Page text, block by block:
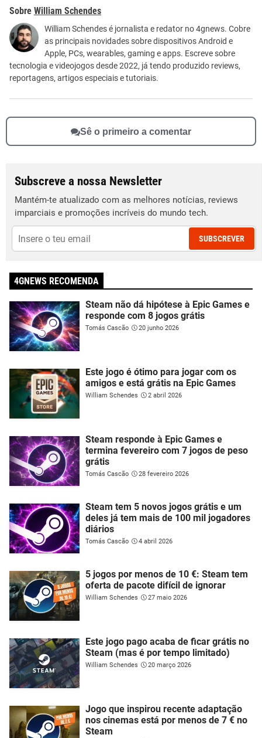
Este conteúdo contém informação incorreta
Este conteúdo não tem a informação que procuro
Outro
William Schendes
William Schendes é jornalista e redator no 4gnews. Cobre
as principais novidades sobre dispositivos Android e
Apple, PCs, wearables, gaming e apps. Escreve sobre
tecnologia e videojogos desde 2022, já tendo produzido reviews,
reportagens, artigos especiais e tutoriais.
Sê o primeiro a comentar
Subscreve a nossa Newsletter
Mantém-te atualizado com as melhores notícias, reviews
imparciais e promoções incríveis do mundo tech.
SUBSCREVER
4GNEWS RECOMENDA
Steam não dá hipótese à Epic Games e
responde com 8 jogos grátis
Tomás Cascão 20 junho 2026
Este jogo é ótimo para jogar com os
amigos e está grátis na Epic Games
William Schendes 2 abril 2026
Steam responde à Epic Games e
termina fevereiro com 7 jogos de peso
grátis
Tomás Cascão 28 fevereiro 2026
Steam tem 5 novos jogos grátis e um
deles já tem mais de 100 mil jogadores
diários
Tomás Cascão 4 abril 2026
5 jogos por menos de 10 €: Steam tem
oferta de pacote difícil de ignorar
William Schendes 27 maio 2026
Este jogo pago acaba de ficar grátis no
Steam (mas é por tempo limitado)
William Schendes 20 março 2026
Jogo que inspirou recente adaptação
nos cinemas está por menos de 7 € no
Steam